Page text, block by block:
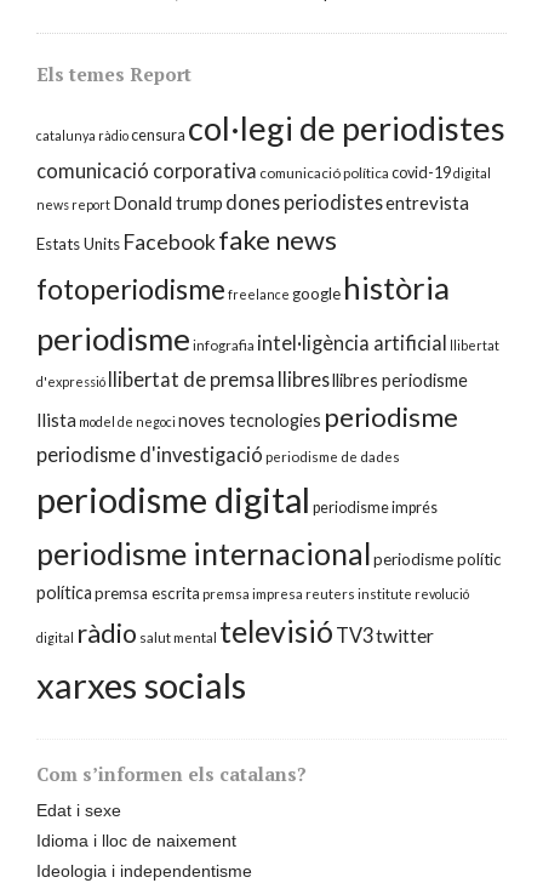
Els temes Report
catalunya ràdiocensura col·legi de periodistes
comunicació corporativa comunicació política covid-19digital
news report Donald trump dones periodistesentrevista
Estats Units Facebookfake news
fotoperiodisme freelance google història
periodisme infografia intel·ligència artificial llibertat
d'expressió llibertat de premsa llibresllibres periodisme
llista model de negoci noves tecnologies periodisme
periodisme d'investigació periodisme de dades
periodisme digital periodisme imprés
periodisme internacionalperiodisme polític
políticapremsa escrita premsa impresa reuters institute revolució
digital ràdio salut mental televisió TV3twitter
xarxes socials
Com s’informen els catalans?
Edat i sexe
Idioma i lloc de naixement
Ideologia i independentisme